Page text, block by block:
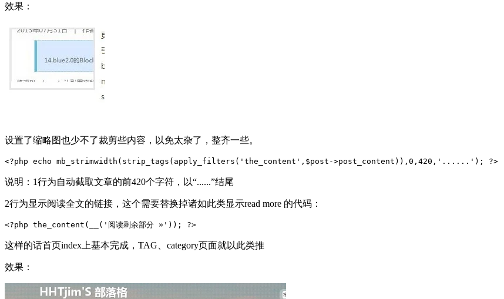
效果：
设置了缩略图也少不了裁剪些内容，以免太杂了，整齐一些。
<?php echo mb_strimwidth(strip_tags(apply_filters('the_content',$post->post_content)),0,420,'......'); ?>
说明：1行为自动截取文章的前420个字符，以“......”结尾
2行为显示阅读全文的链接，这个需要替换掉诸如此类显示read more 的代码：
<?php the_content(__('阅读剩余部分 »')); ?>
这样的话首页index上基本完成，TAG、category页面就以此类推
效果：